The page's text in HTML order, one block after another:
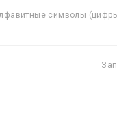
символы